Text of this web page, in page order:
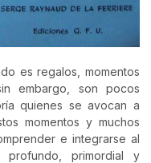
es regalos, momentos
embargo, son pocos
quienes se avocan a
momentos y muchos
e integrarse al
profundo, primordial y